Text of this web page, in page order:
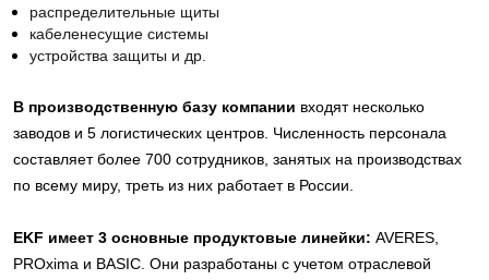
распределительные щиты
кабеленесущие системы
устройства защиты и др.
В производственную базу компании входят несколько
заводов и 5 логистических центров. Численность персонала
составляет более 700 сотрудников, занятых на производствах
по всему миру, треть из них работает в России.
EKF имеет 3 основные продуктовые линейки: AVERES,
PROxima и BASIC. Они разработаны с учетом отраслевой